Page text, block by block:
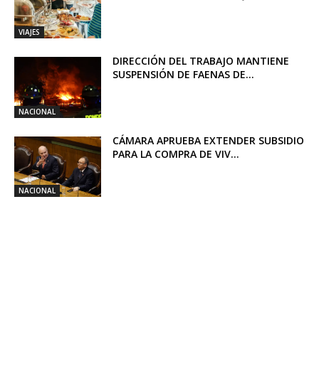
VIAJES
NACIONAL
DIRECCIÓN DEL TRABAJO MANTIENE
SUSPENSIÓN DE FAENAS DE...
NACIONAL
CÁMARA APRUEBA EXTENDER SUBSIDIO
PARA LA COMPRA DE VIV...